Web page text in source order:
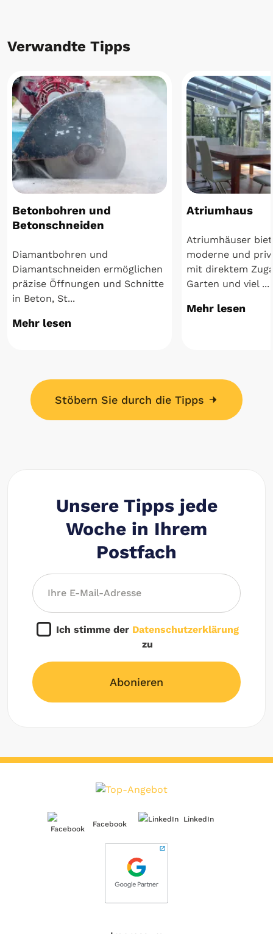
Verwandte Tipps
Betonbohren und
Betonschneiden
Diamantbohren und
Diamantschneiden ermöglichen
präzise Öffnungen und Schnitte
in Beton, St...
Mehr lesen
Atriumhaus
Atriumhäuser
moderne und
mit direktem
Garten und viel ...
Mehr lesen
Stöbern Sie durch die Tipps
Unsere Tipps jede
Woche in Ihrem
Postfach
Ich stimme der Datenschutzerklärung
zu
Abonieren
Facebook
LinkedIn